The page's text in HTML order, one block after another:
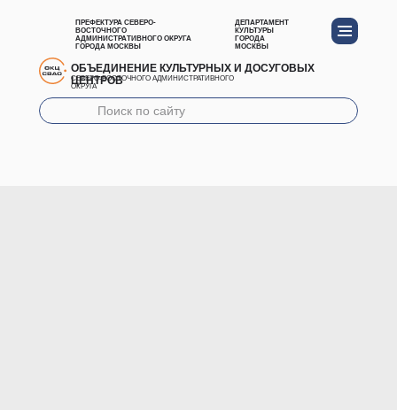
ПРЕФЕКТУРА СЕВЕРО-
ВОСТОЧНОГО
АДМИНИСТРАТИВНОГО ОКРУГА
ГОРОДА МОСКВЫ
ДЕПАРТАМЕНТ
КУЛЬТУРЫ
ГОРОДА
МОСКВЫ
ОБЪЕДИНЕНИЕ КУЛЬТУРНЫХ И ДОСУГОВЫХ
ЦЕНТРОВ
СЕВЕРО-ВОСТОЧНОГО АДМИНИСТРАТИВНОГО
ОКРУГА